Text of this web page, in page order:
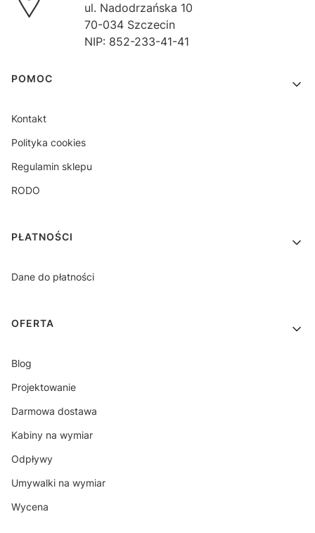
ul. Nadodrzańska 10
70-034 Szczecin
NIP: 852-233-41-41
Linki w stopce
POMOC
Kontakt
Polityka cookies
Regulamin sklepu
RODO
PŁATNOŚCI
Dane do płatności
OFERTA
Blog
Projektowanie
Darmowa dostawa
Kabiny na wymiar
Odpływy
Umywalki na wymiar
Wycena